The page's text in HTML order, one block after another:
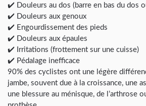
✔️ Douleurs au dos (barre en bas du dos
✔️ Douleurs aux genoux
✔️ Engourdissement des pieds
✔️ Douleurs aux épaules
✔️ Irritations (frottement sur une cuisse)
✔️ Pédalage inefficace
90% des cyclistes ont une légère
jambe, souvent due à la croissance, une
une blessure au ménisque, de l’arthrose